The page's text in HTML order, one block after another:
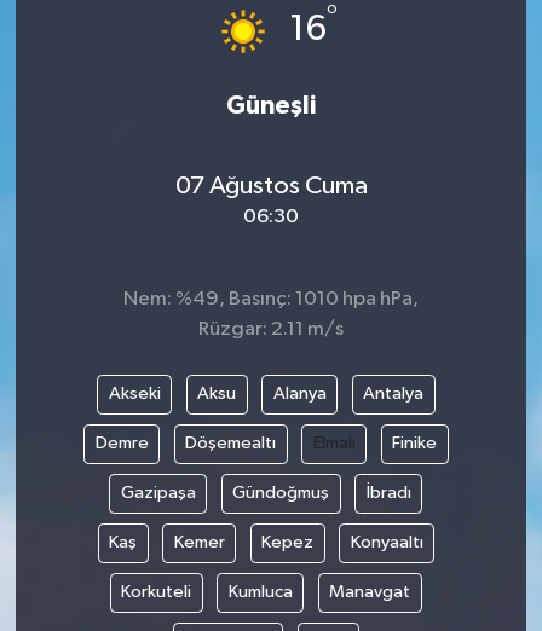
16°
Güneşli
07 Ağustos Cuma
06:30
Nem: %49, Basınç: 1010 hpa hPa,
Rüzgar: 2.11 m/s
Akseki Aksu Alanya Antalya
Demre Döşemealtı Elmalı Finike
Gazipaşa Gündoğmuş İbradı
Kaş Kemer Kepez Konyaaltı
Korkuteli Kumluca Manavgat